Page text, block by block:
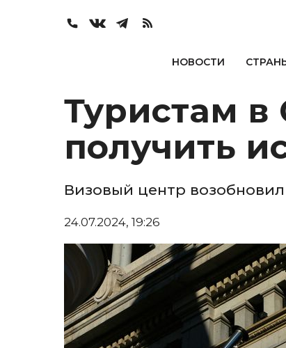
НОВОСТИ
Туристам
получить
Визовый центр
24.07.2024, 19:26